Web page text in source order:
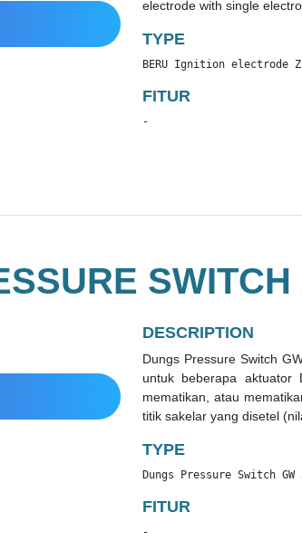
electrode with single
TYPE
BERU Ignition electrode
FITUR
-
DESCRIPTION
Dungs Pressure Switch
untuk beberapa aktuator
mematikan, atau
titik sakelar yang disetel
TYPE
Dungs Pressure Switch GW
FITUR
-